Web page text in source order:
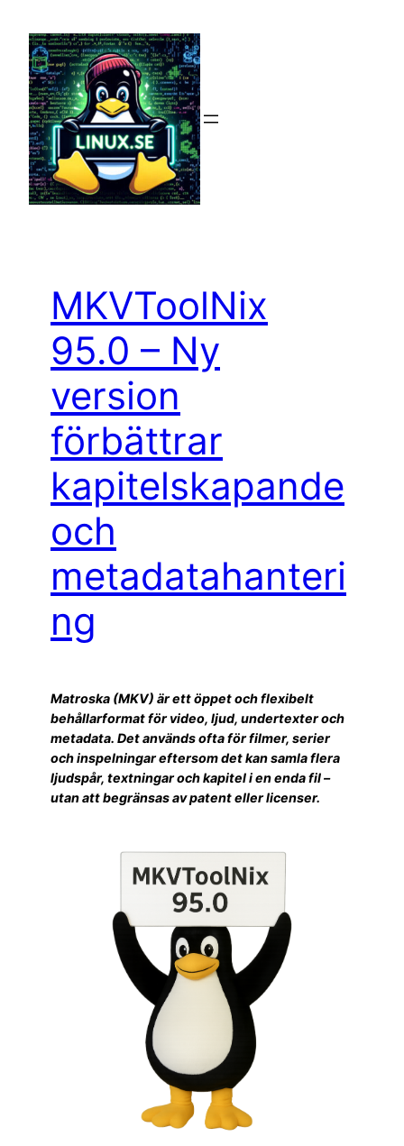
innehåll
MKVToolNix
95.0 – Ny
version
förbättrar
kapitelskapande
och
metadatahanteri
ng
Matroska (MKV) är ett öppet och flexibelt
behållarformat för video, ljud, undertexter och
metadata. Det används ofta för filmer, serier
och inspelningar eftersom det kan samla flera
ljudspår, textningar och kapitel i en enda fil –
utan att begränsas av patent eller licenser.